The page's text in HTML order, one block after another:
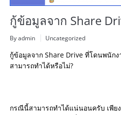
กู้ข้อมูลจาก Share
By admin Uncategorized
กู้ข้อมูลจาก Share Drive ที่โดนพนัก
สามารถทำได้หรือไม่?
กรณีนี้สามารถทำได้แน่นอนครับ เพีย